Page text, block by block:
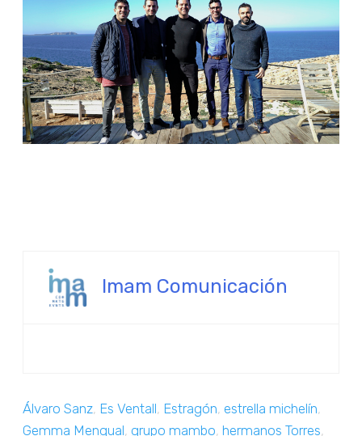
Imam Comunicación
Álvaro Sanz, Es Ventall, Estragón,estrella michelín,
Gemma Mengual, grupo mambo,hermanos Torres,